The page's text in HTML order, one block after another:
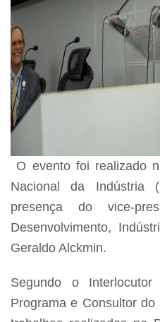
O evento foi realizado
Nacional da
presença do vice-
Desenvolvimento,
Geraldo Alckmin.
Segundo o
Programa e Consultor